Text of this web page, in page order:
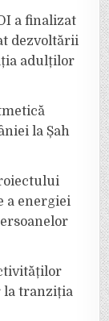
a finalizat
dezvoltării
adulților
la Șah
a energiei
la tranziția